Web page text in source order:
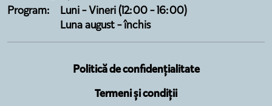
Program:
Luni - Vineri (12:00 - 16:00)
Luna august - închis
Politică de confidențialitate
Termeni și condiții